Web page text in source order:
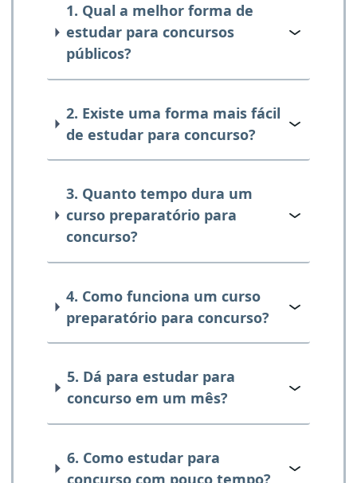
1. Qual a melhor forma de
estudar para concursos
públicos?
2. Existe uma forma mais fácil
de estudar para concurso?
3. Quanto tempo dura um
curso preparatório para
concurso?
4. Como funciona um curso
preparatório para concurso?
5. Dá para estudar para
concurso em um mês?
6. Como estudar para
concurso com pouco tempo?